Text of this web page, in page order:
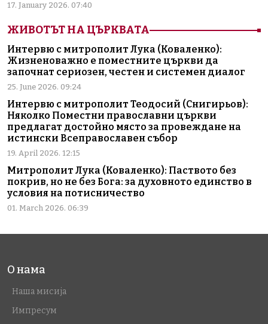
17. January 2026. 07:40
ЖИВОТЪТ НА ЦЪРКВАТА
Интервю с митрополит Лука (Коваленко):
Жизненоважно е поместните църкви да
започнат сериозен, честен и системен диалог
25. June 2026. 09:24
Интервю с митрополит Теодосий (Снигирьов):
Няколко Поместни православни църкви
предлагат достойно място за провеждане на
истински Всеправославен събор
19. April 2026. 12:15
Митрополит Лука (Коваленко): Паството без
покрив, но не без Бога: за духовното единство в
условия на потисничество
01. March 2026. 06:39
О нама
Наша мисија
Импресум